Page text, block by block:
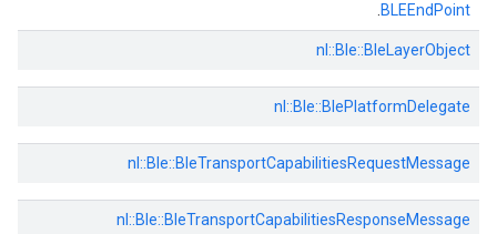
BLEEndPoint
nl::Ble::BleLayerObject
nl::Ble::BlePlatformDelegate
nl::Ble::BleTransportCapabilitiesRequestMessage
nl::Ble::BleTransportCapabilitiesResponseMessage